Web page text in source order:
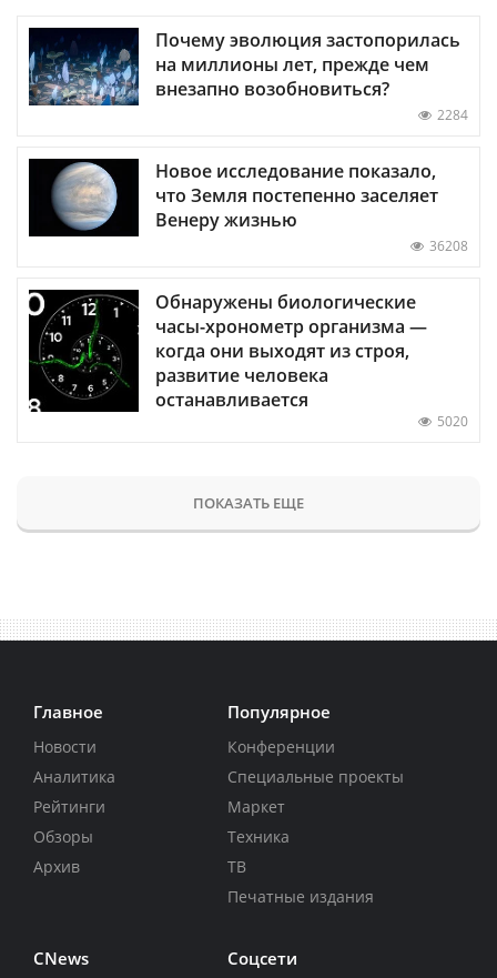
Почему эволюция застопорилась
на миллионы лет, прежде чем
внезапно возобновиться?
2284
Новое исследование показало,
что Земля постепенно заселяет
Венеру жизнью
36208
Обнаружены биологические
часы-хронометр организма —
когда они выходят из строя,
развитие человека
останавливается
5020
ПОКАЗАТЬ ЕЩЕ
Главное
Новости
Аналитика
Рейтинги
Обзоры
Архив
Популярное
Конференции
Специальные проекты
Маркет
Техника
ТВ
Печатные издания
CNews Соцсети